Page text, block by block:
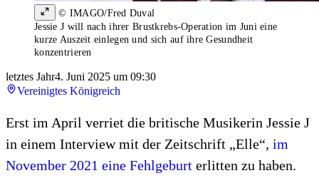
© IMAGO/Fred Duval
Jessie J will nach ihrer Brustkrebs-Operation im Juni eine
kurze Auszeit einlegen und sich auf ihre Gesundheit
konzentrieren
letztes Jahr4. Juni 2025 um 09:30
Vereinigtes Königreich
Erst im April verriet die britische Musikerin Jessie J
in einem Interview mit der Zeitschrift „Elle“, im
November 2021 eine Fehlgeburt erlitten zu haben.